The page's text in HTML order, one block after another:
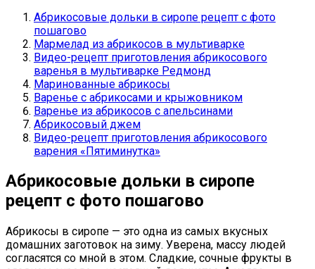
Абрикосовые дольки в сиропе рецепт с фото
пошагово
Мармелад из абрикосов в мультиварке
Видео-рецепт приготовления абрикосового
варенья в мультиварке Редмонд
Маринованные абрикосы
Варенье с абрикосами и крыжовником
Варенье из абрикосов с апельсинами
Абрикосовый джем
Видео-рецепт приготовления абрикосового
варения «Пятиминутка»
Абрикосовые дольки в сиропе
рецепт с фото пошагово
Абрикосы в сиропе — это одна из самых вкусных
домашних заготовок на зиму. Уверена, массу людей
согласятся со мной в этом. Сладкие, сочные фрукты в